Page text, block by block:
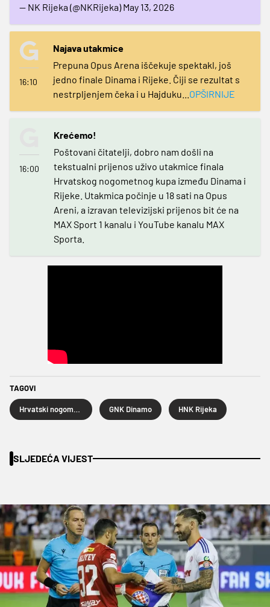
— NK Rijeka (@NKRijeka)May 13, 2026
16:10
Najava utakmice
Prepuna Opus Arena iščekuje spektakl, još
jedno finale Dinama i Rijeke. Čiji se rezultat s
nestrpljenjem čeka i u Hajduku... OPŠIRNIJE
16:00
Krećemo!
Poštovani čitatelji, dobro nam došli na
tekstualni prijenos uživo utakmice finala
Hrvatskog nogometnog kupa između Dinama i
Rijeke. Utakmica počinje u 18 sati na Opus
Areni, a izravan televizijski prijenos bit će na
MAX Sport 1 kanalu i YouTube kanalu MAX
Sporta.
TAGOVI
GNK Dinamo HNK Rijeka
SLJEDEĆA VIJEST